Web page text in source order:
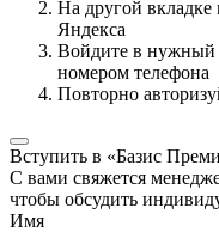
На другой вкладке
Яндекса
Войдите в нужный
номером телефона
Повторно
Вступить в «Базис
С вами свяжется
чтобы обсудить
Имя